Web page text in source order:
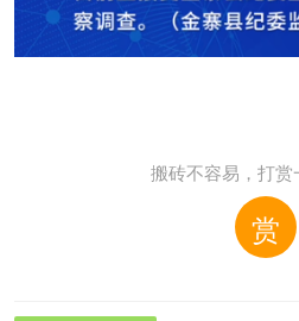
搬砖不容易，打赏
赏